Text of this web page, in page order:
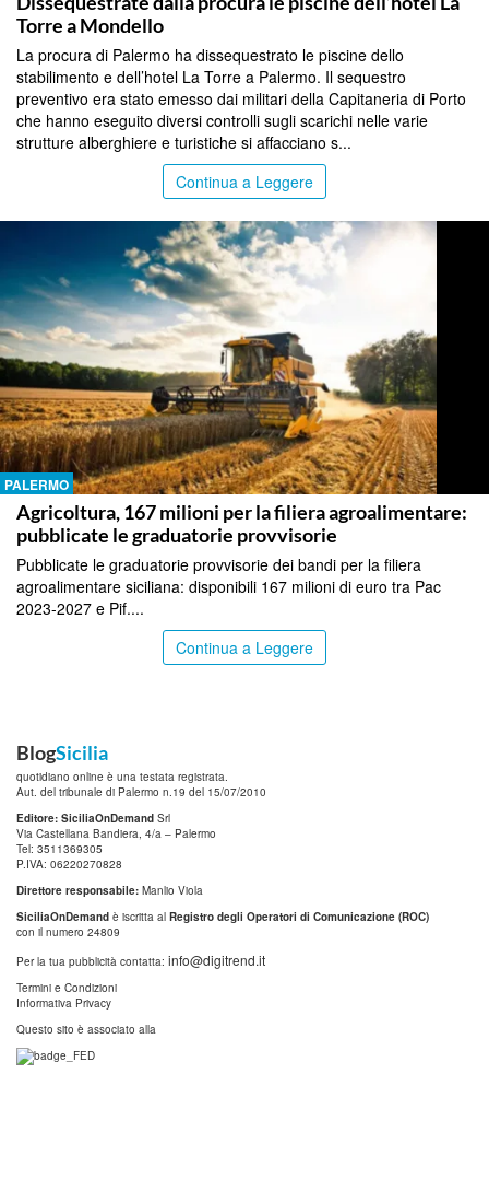
Torre a Mondello
La procura di Palermo ha dissequestrato le piscine dello
stabilimento e dell’hotel La Torre a Palermo. Il sequestro
preventivo era stato emesso dai militari della Capitaneria di Porto
che hanno eseguito diversi controlli sugli scarichi nelle varie
strutture alberghiere e turistiche si affacciano s...
Continua a Leggere
PALERMO
Agricoltura, 167 milioni per la filiera agroalimentare:
pubblicate le graduatorie provvisorie
Pubblicate le graduatorie provvisorie dei bandi per la filiera
agroalimentare siciliana: disponibili 167 milioni di euro tra Pac
2023-2027 e Pif....
Continua a Leggere
BlogSicilia
quotidiano online è una testata registrata.
Aut. del tribunale di Palermo n.19 del 15/07/2010
Editore: SiciliaOnDemand Srl
Via Castellana Bandiera, 4/a – Palermo
Tel: 3511369305
P.IVA: 06220270828
Direttore responsabile: Manlio Viola
SiciliaOnDemand è iscritta al Registro degli Operatori di Comunicazione (ROC)
con il numero 24809
Per la tua pubblicità contatta: info@digitrend.it
Termini e Condizioni
Informativa Privacy
Questo sito è associato alla